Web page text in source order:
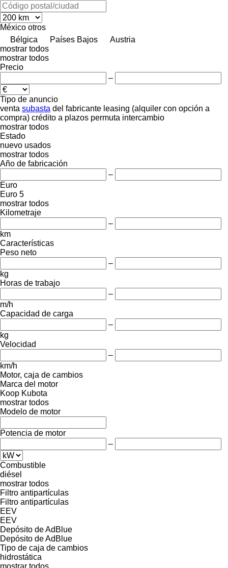
México otros
Bélgica
Países Bajos
Austria
mostrar todos
mostrar todos
Precio
–
Tipo de anuncio
venta subasta del fabricante leasing (alquiler con opción a
compra) crédito a plazos permuta intercambio
mostrar todos
Estado
nuevo usados
mostrar todos
Año de fabricación
–
Euro
Euro 5
mostrar todos
Kilometraje
–
km
Características
Peso neto
–
kg
Horas de trabajo
–
m/h
Capacidad de carga
–
kg
Velocidad
–
km/h
Motor, caja de cambios
Marca del motor
Koop Kubota
mostrar todos
Modelo de motor
Potencia de motor
–
Combustible
diésel
mostrar todos
Filtro antipartículas
Filtro antipartículas
EEV
EEV
Depósito de AdBlue
Depósito de AdBlue
Tipo de caja de cambios
hidrostática
mostrar todos